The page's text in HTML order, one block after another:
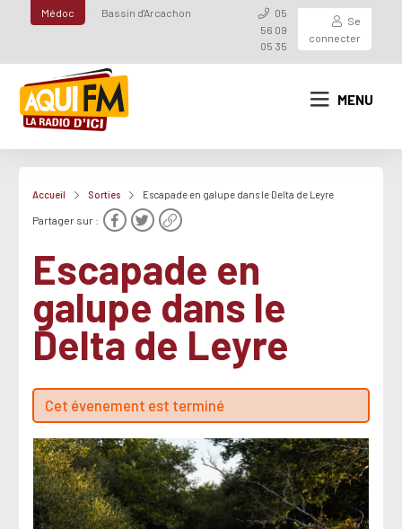
Médoc Bassin d'Arcachon
05
56 09
05 35
Se
connecter
MENU
Accueil Sorties Escapade en galupe dans le Delta de Leyre
Partager sur :
Escapade en
galupe dans le
Delta de Leyre
Cet évenement est terminé